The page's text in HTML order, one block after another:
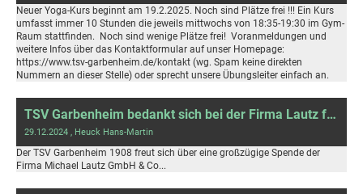
Neuer Yoga-Kurs beginnt am 19.2.2025. Noch sind Plätze frei !!! Ein Kurs
umfasst immer 10 Stunden die jeweils mittwochs von 18:35-19:30 im Gym-
Raum stattfinden. Noch sind wenige Plätze frei! Voranmeldungen und
weitere Infos über das Kontaktformular auf unser Homepage:
https://www.tsv-garbenheim.de/kontakt (wg. Spam keine direkten
Nummern an dieser Stelle) oder sprecht unsere Übungsleiter einfach an.
TSV Garbenheim bedankt sich bei der Firma Lautz für großzügige Spende
29.12.2024 , Heuck Hans-Martin
Der TSV Garbenheim 1908 freut sich über eine großzügige Spende der
Firma Michael Lautz GmbH & Co...